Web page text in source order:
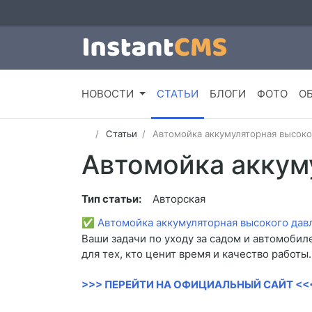
НОВОСТИ СТАТЬИ БЛОГИ ФОТО
Статьи Автомойка аккумуляторная
Автомойка
Тип статьи:
Авторская
✅ Автомойка аккумуляторная высокого
Ваши задачи по уходу за садом и
для тех, кто ценит время и качество работы.
>>> ПЕРЕЙТИ НА ОФИЦИАЛЬНЫЙ САЙТ